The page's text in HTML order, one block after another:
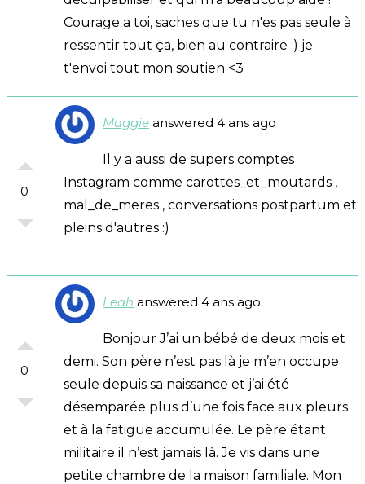
Courage a toi, saches que tu n'es pas seule à
ressentir tout ça, bien au contraire :) je
t'envoi tout mon soutien <3
0
Maggie answered 4 ans ago
Il y a aussi de supers comptes
Instagram comme carottes_et_moutards ,
mal_de_meres , conversations postpartum et
pleins d'autres :)
0
Leah answered 4 ans ago
Bonjour J’ai un bébé de deux mois et
demi. Son père n’est pas là je m’en occupe
seule depuis sa naissance et j’ai été
désemparée plus d’une fois face aux pleurs
et à la fatigue accumulée. Le père étant
militaire il n’est jamais là. Je vis dans une
petite chambre de la maison familiale. Mon